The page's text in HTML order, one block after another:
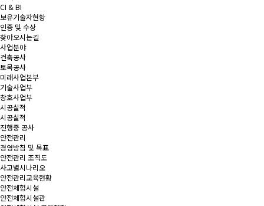
CI & BI
보유기술자현황
인증 및 수상
찾아오시는길
사업분야
건축공사
토목공사
미래사업본부
기술사업부
창호사업부
시공실적
시공실적
진행중 공사
안전관리
경영방침 및 목표
안전관리 조직도
사고별시나리오
안전관리교육현황
안전체험시설
안전체험시설관